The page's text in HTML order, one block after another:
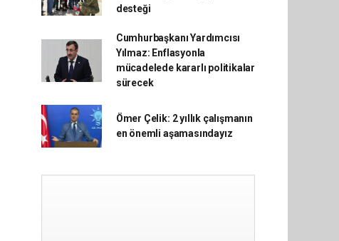
desteği
Cumhurbaşkanı Yardımcısı
Yılmaz: Enflasyonla
mücadelede kararlı politikalar
sürecek
Ömer Çelik: 2 yıllık çalışmanın
en önemli aşamasındayız